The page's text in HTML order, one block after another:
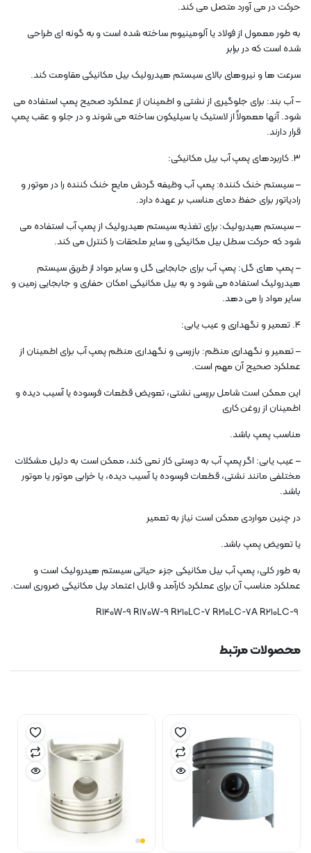
حرکت در می آورد متصل می کند.
به طور معمول از فولاد یا آلومینیوم ساخته شده است و به گونه ای طراحی
شده است که در برابر
سرعت ها و نیروهای بالای سیستم هیدرولیک بیل مکانیکی مقاومت کند.
– آب بند: برای جلوگیری از نشتی و اطمینان از عملکرد صحیح پمپ استفاده می
شود. آنها معمولاً از لاستیک یا سیلیکون ساخته می شوند و در جلو و عقب پمپ
قرار دارند.
3. کاربردهای پمپ آب بیل مکانیکی:
– سیستم خنک کننده: پمپ آب وظیفه گردش مایع خنک کننده را در موتور و
رادیاتور برای حفظ دمای مناسب بر عهده دارد.
– سیستم هیدرولیک: برای تغذیه سیستم هیدرولیک از پمپ آب استفاده می
شود که حرکت سطل بیل مکانیکی و سایر ملحقات را کنترل می کند.
– پمپ های گل: پمپ آب برای جابجایی گل و سایر مواد از طریق سیستم
هیدرولیک استفاده می شود و به بیل مکانیکی امکان حفاری و جابجایی زمین و
سایر مواد را می دهد.
4. تعمیر و نگهداری و عیب یابی:
– تعمیر و نگهداری منظم: بازرسی و نگهداری منظم پمپ آب برای اطمینان از
عملکرد صحیح آن مهم است.
این ممکن است شامل بررسی نشتی، تعویض قطعات فرسوده یا آسیب دیده و
اطمینان از روغن کاری
مناسب پمپ باشد.
– عیب یابی: اگر پمپ آب به درستی کار نمی کند، ممکن است به دلیل مشکلات
مختلفی مانند نشتی، قطعات فرسوده یا آسیب دیده، یا خرابی موتور یا موتور
باشد.
در چنین مواردی ممکن است نیاز به تعمیر
یا تعویض پمپ باشد.
به طور کلی، پمپ آب بیل مکانیکی جزء حیاتی سیستم هیدرولیک است و
عملکرد مناسب آن برای عملکرد کارآمد و قابل اعتماد بیل مکانیکی ضروری است.
محصولات مرتبط